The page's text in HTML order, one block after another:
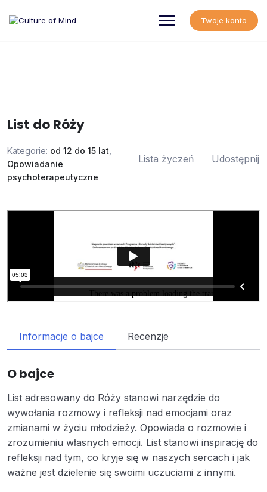
content
Twoje konto
List do Róży
Kategorie: od 12 do 15 lat
Opowiadanie
psychoterapeutyczne
Lista życzeń Udostępnij
Informacje o bajce Recenzje
O bajce
List adresowany do Róży stanowi narzędzie do
wywołania rozmowy i refleksji nad emocjami oraz
zmianami w życiu młodzieży. Opowiada o rozmowie i
zrozumieniu własnych emocji. List stanowi inspirację do
refleksji nad tym, co kryje się w naszych sercach i jak
ważne jest dzielenie się swoimi uczuciami z innymi.